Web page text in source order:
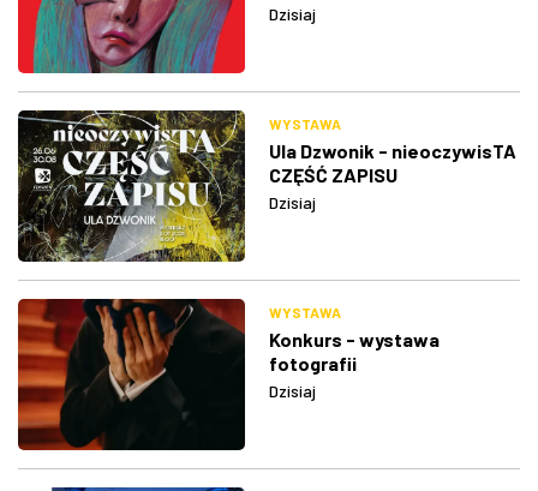
Dzisiaj
WYSTAWA
Ula Dzwonik - nieoczywisTA
CZĘŚĆ ZAPISU
Dzisiaj
WYSTAWA
Konkurs - wystawa
fotografii
Dzisiaj